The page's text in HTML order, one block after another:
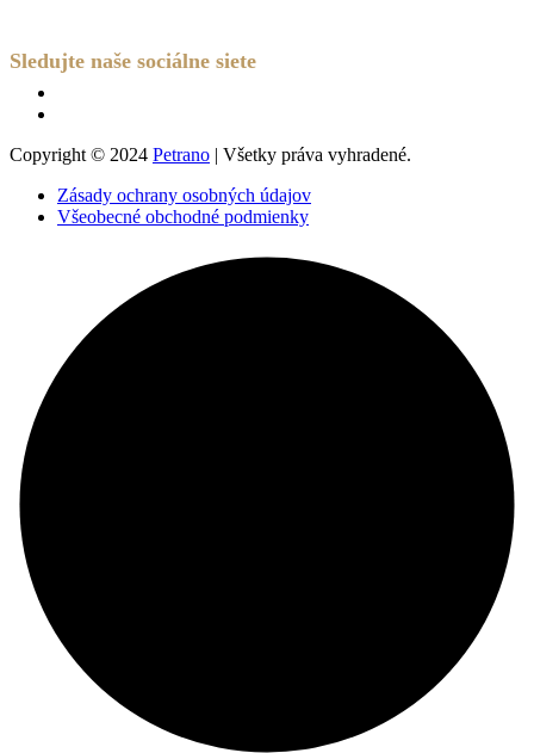
Sledujte naše sociálne siete
Copyright © 2024 Petrano | Všetky práva vyhradené.
Zásady ochrany osobných údajov
Všeobecné obchodné podmienky